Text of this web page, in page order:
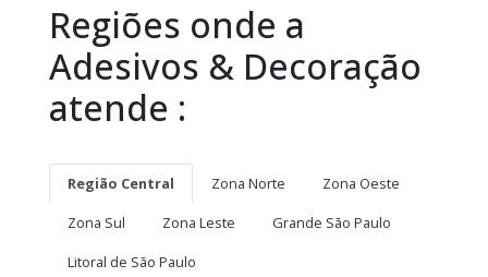
Regiões onde a
Adesivos & Decoração
atende :
Região Central Zona Norte
Zona Oeste
Zona Sul
Zona Leste
Grande São Paulo
Litoral de São Paulo